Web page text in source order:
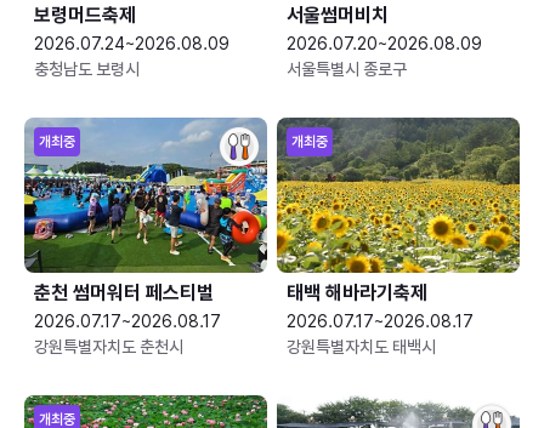
보령머드축제
2026.07.24~2026.08.09
충청남도 보령시
서울썸머비치
2026.07.20~2026.08.09
서울특별시 종로구
개최중
춘천 썸머워터 페스티벌
2026.07.17~2026.08.17
강원특별자치도 춘천시
개최중
태백 해바라기축제
2026.07.17~2026.08.17
강원특별자치도 태백시
개최중